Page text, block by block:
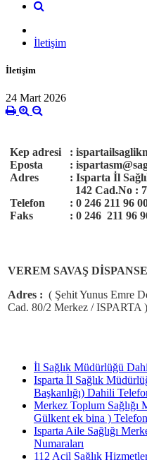
İletişim
İletişim
24 Mart 2026
Kep adresi
Eposta
Adres
Telefon
Faks
:
:
: Isparta İl
142 Cad.No :
: 0 246 211 96
: 0 246 211 96
VEREM SAVAŞ
Adres : ( Şehit Yunus Emre
Cad. 80/2 Merkez / ISPARTA )
İl Sağlık Müdürlüğü
Isparta İl Sağlık
Başkanlığı) Dahili
Merkez Toplum Sağlığı
Gülkent ek bina )
Isparta Aile Sağlığı
Numaraları
112 Acil Sağlık